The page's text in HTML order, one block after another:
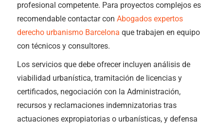
profesional competente. Para proyectos complejos es
recomendable contactar con Abogados expertos
derecho urbanismo Barcelona que trabajen en equipo
con técnicos y consultores.
Los servicios que debe ofrecer incluyen análisis de
viabilidad urbanística, tramitación de licencias y
certificados, negociación con la Administración,
recursos y reclamaciones indemnizatorias tras
actuaciones expropiatorias o urbanísticas, y defensa